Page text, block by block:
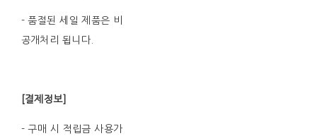
- 품절된 세일 제품은 비
공개처리 됩니다.
[결제정보]
- 구매 시 적립금 사용가